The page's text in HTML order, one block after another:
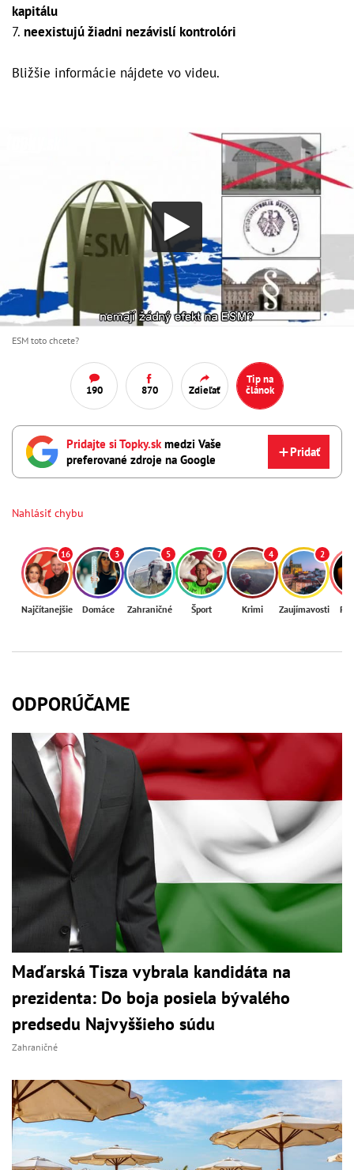
kapitálu
7. neexistujú žiadni nezávislí kontrolóri
Bližšie informácie nájdete vo videu.
ESM toto chcete?
190 870 Zdieľať
Tip na
článok
Pridajte si Topky.sk medzi Vaše
preferované zdroje na Google
Pridať
Nahlásiť chybu
16
Najčítanejšie
3
Domáce
5
Zahraničné
7
Šport
4
Krimi
2
Zaujímavosti
ODPORÚČAME
Maďarská Tisza vybrala kandidáta na
prezidenta: Do boja posiela bývalého
predsedu Najvyššieho súdu
Zahraničné